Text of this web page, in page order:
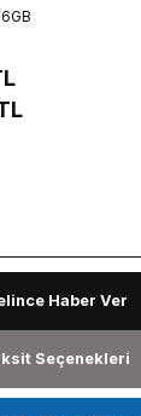
Haber Ver
Seçenekleri